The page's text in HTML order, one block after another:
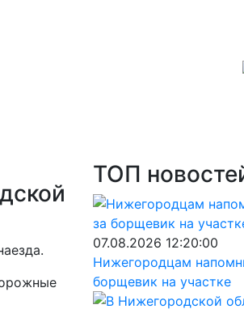
ТОП
07.08.2026 12:20:00
Нижегородцам
борщевик на участке